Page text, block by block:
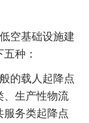
空基础设施建
种：
的载人起降点
、生产性物流
务类起降点